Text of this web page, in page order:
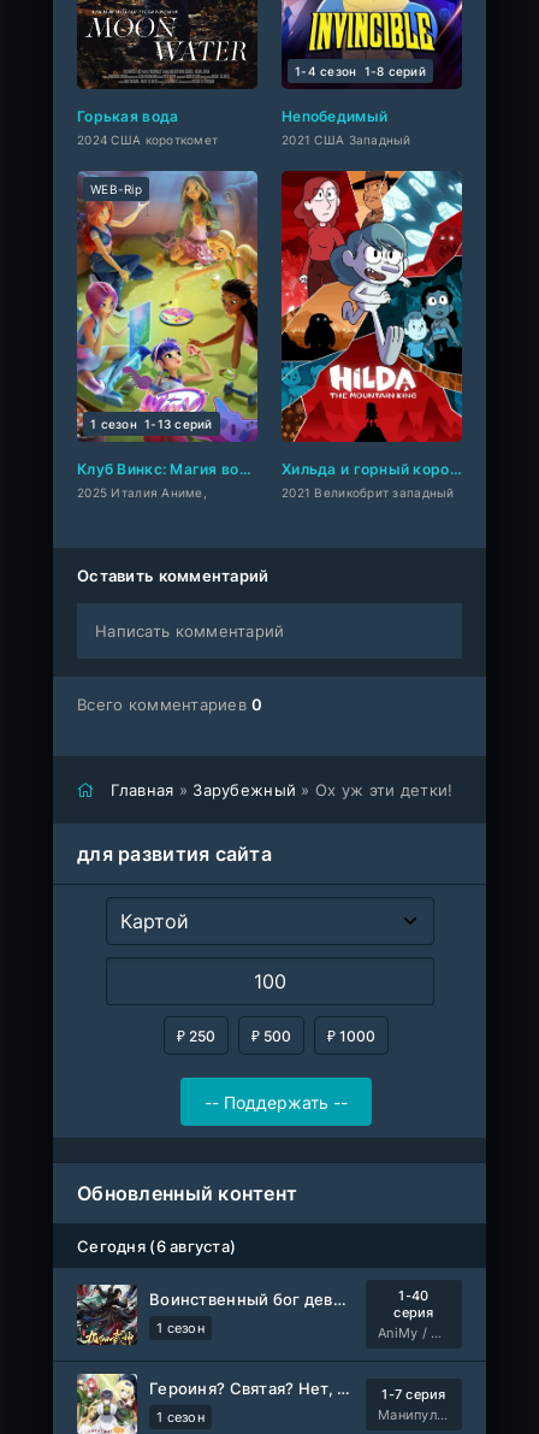
Горькая вода
2024 США короткомет
Непобедимый
2021 США Западный
1-4 сезон 1-8 cерий
Клуб Винкс: Магия возвращается
2025 Италия Аниме,
WEB-Rip
1 сезон 1-13 cерий
Хильда и горный король
2021 Великобрит западный
Оставить комментарий
Написать комментарий
Всего комментариев0
Главная » Зарубежный » Ох уж эти детки!
для развития сайта
₽ 250 ₽ 500 ₽ 1000
Обновленный контент
Сегодня (6 августа)
Воинственный бог девяти солнц
1 сезон
1-40
серия
AniMy / RuChiMe
Героиня? Святая? Нет, я всемогущая горничная!
1 сезон
1-7 серия
Манипулятор, SubVost, AnimeVost